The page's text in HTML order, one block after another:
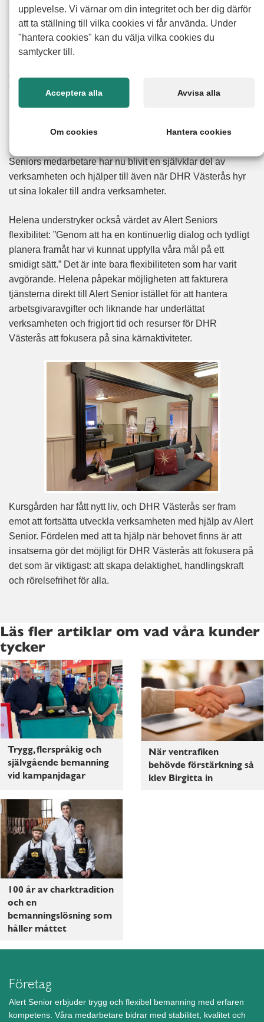
Helena berättar att flexibiliteten har varit ovärderlig för dem
och att de har kunnat genomföra deras projekt både
smidigt och effektivt. Hon berättar också att dialogen med
Alert Senior har varit öppen och konstruktiv längs med hela
vägen.
samarbeta med Alert Senior är deras förmåga att anpassa
sig efter den lokala föreningens specifika behov. Alert
Seniors medarbetare har nu blivit en självklar del av
verksamheten och hjälper till även när DHR Västerås hyr
ut sina lokaler till andra verksamheter.
Helena understryker också värdet av Alert Seniors
flexibilitet: ”Genom att ha en kontinuerlig dialog och tydligt
planera framåt har vi kunnat uppfylla våra mål på ett
smidigt sätt.” Det är inte bara flexibiliteten som har varit
avgörande. Helena påpekar möjligheten att fakturera
tjänsterna direkt till Alert Senior istället för att hantera
arbetsgivaravgifter och liknande har underlättat
verksamheten och frigjort tid och resurser för DHR
Västerås att fokusera på sina kärnaktiviteter.
Kursgården har fått nytt liv, och DHR Västerås ser fram
emot att fortsätta utveckla verksamheten med hjälp av Alert
Senior. Fördelen med att ta hjälp när behovet finns är att
insatserna gör det möjligt för DHR Västerås att fokusera på
det som är viktigast: att skapa delaktighet, handlingskraft
och rörelsefrihet för alla.
Läs fler artiklar om vad våra kunder
tycker
Trygg, flerspråkig och
självgående bemanning
vid kampanjdagar
När ventrafiken
behövde förstärkning så
klev Birgitta in
100 år av charktradition
och en
bemanningslösning som
håller måttet
Företag
Alert Senior erbjuder trygg och flexibel bemanning med erfaren
kompetens. Våra medarbetare bidrar med stabilitet, kvalitet och
upplevelse. Vi värnar om din integritet och ber dig därför
att ta ställning till vilka cookies vi får använda. Under
"hantera cookies" kan du välja vilka cookies du
samtycker till.
Acceptera alla Avvisa alla
Om cookies Hantera cookies